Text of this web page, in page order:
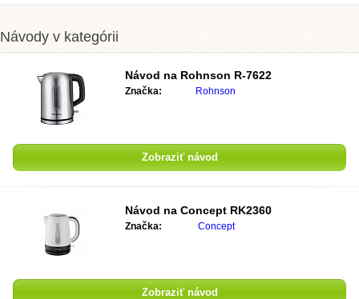
Návody v kategórii
Návod na Rohnson R-7622
Značka: Rohnson
Zobraziť návod
Návod na Concept RK2360
Značka: Concept
Zobraziť návod